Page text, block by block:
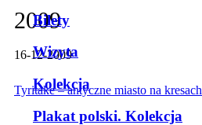
Bilety
Wizyta
Kolekcja
Plakat polski. Kolekcja
2009
16-12-2009
Tyritake – antyczne miasto na kresach